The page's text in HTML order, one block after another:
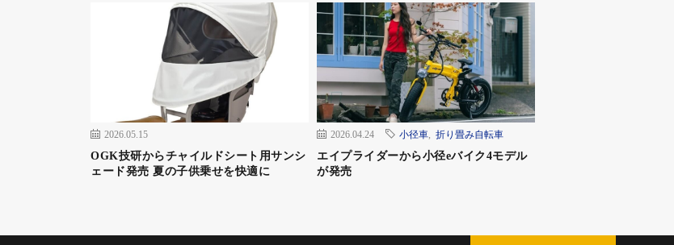
2026.05.15
OGK技研からチャイルドシート用サンシ
ェード発売 夏の子供乗せを快適に
2026.04.24 小径車 折り畳み自転車
エイプライダーから小径eバイク4モデル
が発売